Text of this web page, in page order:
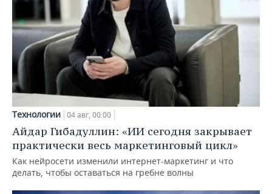
Технологии 04 авг, 00:00
Айдар Гибадуллин: «ИИ сегодня закрывает
практически весь маркетинговый цикл»
Как нейросети изменили интернет-маркетинг и что
делать, чтобы оставаться на гребне волны